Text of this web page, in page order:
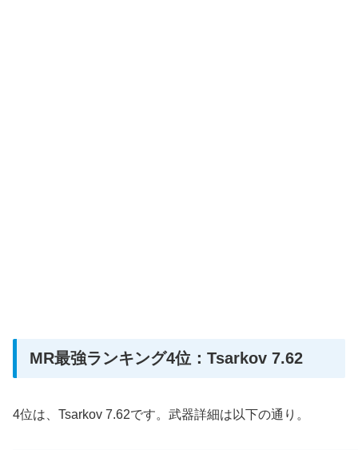
MR最強ランキング4位：Tsarkov 7.62
4位は、Tsarkov 7.62です。武器詳細は以下の通り。